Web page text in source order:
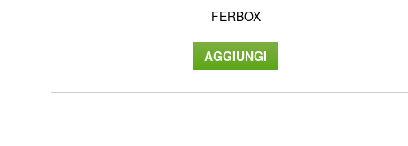
FERBOX